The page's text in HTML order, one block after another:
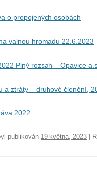
o propojených osobách
valnou hromadu 22.6.2023
Plný rozsah – Opavice a.s
a ztráty – druhové členění,
2022
publikován 19 května, 2023 |